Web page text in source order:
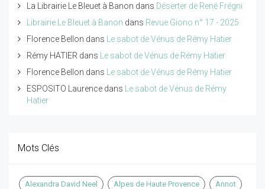
La Librairie Le Bleuet à Banon dans Déserter de René Frégni
Librairie Le Bleuet à Banon dans Revue Giono n° 17 - 2025
Florence Bellon dans Le sabot de Vénus de Rémy Hatier
Rémy HATIER dans Le sabot de Vénus de Rémy Hatier
Florence Bellon dans Le sabot de Vénus de Rémy Hatier
ESPOSITO Laurence dans Le sabot de Vénus de Rémy
Hatier
Mots Clés
Alexandra David Neel Alpes de Haute Provence Annot